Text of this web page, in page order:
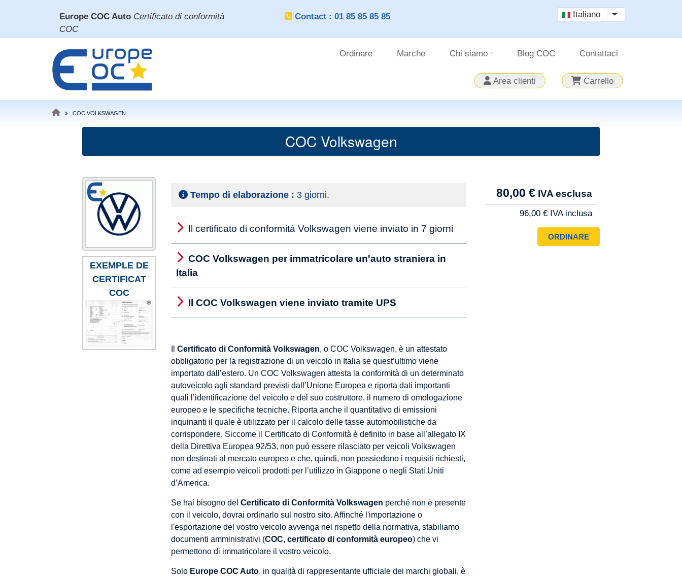
Europe COC Auto Certificato di conformità
COC
Contact : 01 85 85 85 85 Italiano Mostra ulteriori
Ordinare Marche Chi siamo Blog COC Contattaci
Area clienti Carrello
BRICIOLE
PANE
COC VOLKSWAGEN
COC Volkswagen
EXEMPLE DE
CERTIFICAT
COC
Tempo di elaborazione : 3 giorni.
Il certificato di conformità Volkswagen viene inviato in 7 giorni
COC Volkswagen per immatricolare un'auto straniera in
Italia
Il COC Volkswagen viene inviato tramite UPS
Certificato di Conformità Volkswagen, o COC Volkswagen, è un attestato
obbligatorio per la registrazione di un veicolo in Italia se quest’ultimo viene
importato dall’estero. Un COC Volkswagen attesta la conformità di un determinato
autoveicolo agli standard previsti dall’Unione Europea e riporta dati importanti
quali l’identificazione del veicolo e del suo costruttore, il numero di omologazione
europeo e le specifiche tecniche. Riporta anche il quantitativo di emissioni
inquinanti il quale è utilizzato per il calcolo delle tasse automobilistiche da
corrispondere. Siccome il Certificato di Conformità è definito in base all’allegato IX
della Direttiva Europea 92/53, non può essere rilasciato per veicoli Volkswagen
non destinati al mercato europeo e che, quindi, non possiedono i requisiti richiesti,
come ad esempio veicoli prodotti per l’utilizzo in Giappone o negli Stati Uniti
d’America.
Se hai bisogno del Certificato di Conformità Volkswagen perché non è presente
con il veicolo, dovrai ordinarlo sul nostro sito. Affinché l'importazione o
l'esportazione del vostro veicolo avvenga nel rispetto della normativa, stabiliamo
documenti amministrativi (COC, certificato di conformità europeo) che vi
permettono di immatricolare il vostro veicolo.
Solo Europe COC Auto, in qualità di rappresentante ufficiale dei marchi globali, è
80,00 €
96,00 €